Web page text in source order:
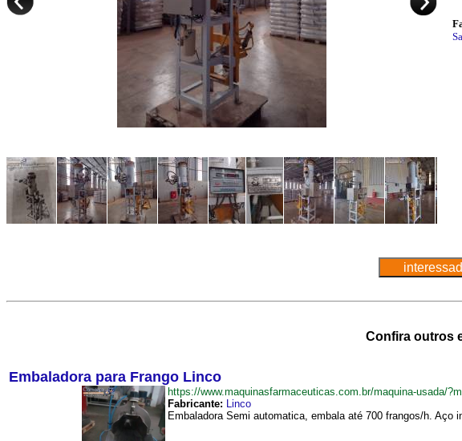
Confira outros
Embaladora para Frango Linco
https://www.maquinasfarmaceuticas.com.br/maquina-usada/
Fabricante: Linco
Embaladora Semi automatica, embala até 700 frangos/h.